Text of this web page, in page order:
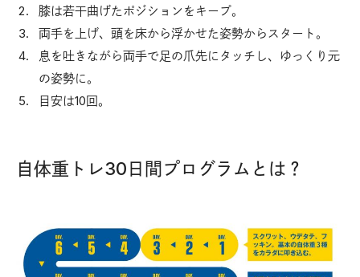
膝は若干曲げたポジションをキープ。
両手を上げ、頭を床から浮かせた姿勢からスタート。
息を吐きながら両手で足の爪先にタッチし、ゆっくり元
の姿勢に。
目安は10回。
自体重トレ30日間プログラムとは？